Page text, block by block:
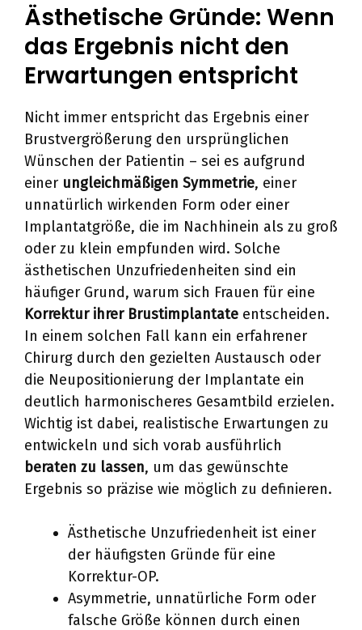
Ästhetische Gründe: Wenn
das Ergebnis nicht den
Erwartungen entspricht
Nicht immer entspricht das Ergebnis einer
Brustvergrößerung den ursprünglichen
Wünschen der Patientin – sei es aufgrund
einer ungleichmäßigen Symmetrie, einer
unnatürlich wirkenden Form oder einer
Implantatgröße, die im Nachhinein als zu groß
oder zu klein empfunden wird. Solche
ästhetischen Unzufriedenheiten sind ein
häufiger Grund, warum sich Frauen für eine
Korrektur ihrer Brustimplantate entscheiden.
In einem solchen Fall kann ein erfahrener
Chirurg durch den gezielten Austausch oder
die Neupositionierung der Implantate ein
deutlich harmonischeres Gesamtbild erzielen.
Wichtig ist dabei, realistische Erwartungen zu
entwickeln und sich vorab ausführlich
beraten zu lassen, um das gewünschte
Ergebnis so präzise wie möglich zu definieren.
Ästhetische Unzufriedenheit ist einer
der häufigsten Gründe für eine
Korrektur-OP.
Asymmetrie, unnatürliche Form oder
falsche Größe können durch einen